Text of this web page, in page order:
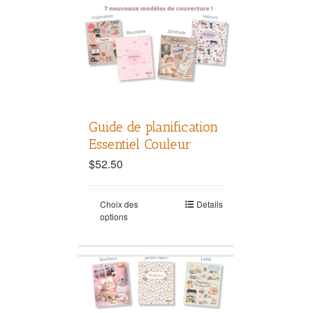
Guide de planification
Essentiel Couleur
$52.50
Choix des
options
Details